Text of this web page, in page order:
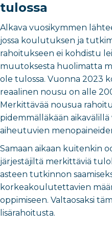
tulossa
Alkava vuosikymmen
jossa koulutuksen ja
rahoitukseen ei kohdistu
muutoksesta huolimatta
ole tulossa. Vuonna 2023
reaalinen nousu on alle
Merkittävää nousua
pidemmälläkään aikavälillä
aiheutuvien
Samaan aikaan kuitenkin
järjestäjiltä merkittäviä
asteen tutkinnon
korkeakoulutettavien
oppimiseen. Valtaosaksi
lisärahoitusta.